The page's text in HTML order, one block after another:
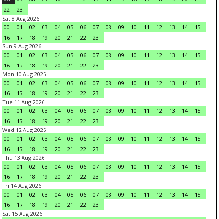
22
23
Sat 8 Aug 2026
00
01 02 03 04 05 06 07 08 09 10 11 12 13 14
15
16
17 18 19 20 21 22
23
Sun 9 Aug 2026
00
01 02 03 04 05 06 07 08 09 10 11 12 13 14
15
16
17 18 19 20 21 22
23
Mon 10 Aug 2026
00
01 02 03 04 05 06 07 08 09 10 11 12 13 14
15
16
17 18 19 20 21 22
23
Tue 11 Aug 2026
00
01 02 03 04 05 06 07 08 09 10 11 12 13 14
15
16
17 18 19 20 21 22
23
Wed 12 Aug 2026
00
01 02 03 04 05 06 07 08 09 10 11 12 13 14
15
16
17 18 19 20 21 22
23
Thu 13 Aug 2026
00
01 02 03 04 05 06 07 08 09 10 11 12 13 14
15
16
17 18 19 20 21 22
23
Fri 14 Aug 2026
00
01 02 03 04 05 06 07 08 09 10 11 12 13 14
15
16
17 18 19 20 21 22
23
Sat 15 Aug 2026